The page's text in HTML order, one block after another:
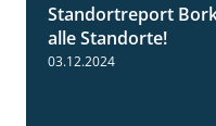
Standortreport
alle Standorte!
03.12.2024